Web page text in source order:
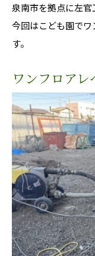
泉南市を拠点に左官
今回はこども園で
す。
ワンフロア